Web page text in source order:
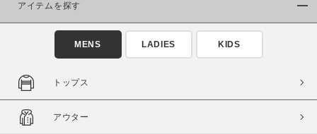
商品タイプ
通常商品 予約商品
在庫
アイテムを探す
MENS LADIES KIDS
トップス
アウター